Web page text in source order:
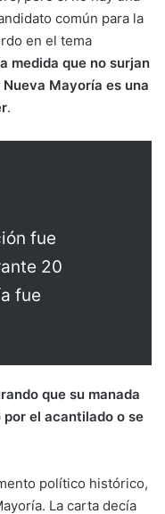
común para la
en el tema
medida que no surjan
Mayoría es una
.
fue
20
fue
que su manada
por el acantilado o se
político histórico,
La carta decía